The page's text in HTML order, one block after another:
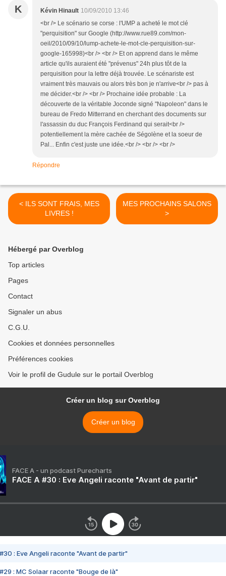
K Kévin Hinault 10/09/2010 13:46
<br /> Le scénario se corse : l'UMP a acheté le mot clé
"perquisition" sur Google (http://www.rue89.com/mon-
oeil/2010/09/10/lump-achete-le-mot-cle-perquisition-sur-
google-165998)<br /> <br /> Et on apprend dans le même
article qu'ils auraient été "prévenus" 24h plus tôt de la
perquisition pour la lettre déjà trouvée. Le scénariste est
vraiment très mauvais ou alors très bon je n'arrive<br /> pas à
me décider.<br /> <br /> Prochaine idée probable : La
découverte de la véritable Joconde signé "Napoleon" dans le
bureau de Fredo Mitterrand en cherchant des documents sur
l'assassin du duc François Ferdinand qui serait<br />
potentiellement la mère cachée de Ségolène et la soeur de
Pal... Enfin c'est juste une idée.<br /> <br /> <br />
Répondre
< ILS SONT FRAIS, MES
LIVRES !
MES PROCHAINS SALONS
>
Hébergé par Overblog
Top articles
Pages
Contact
Signaler un abus
C.G.U.
Cookies et données personnelles
Préférences cookies
Voir le profil de Gudule sur le portail Overblog
Créer un blog sur Overblog
Créer un blog
FACE A - un podcast Purecharts
FACE A #30 : Eve Angeli raconte "Avant de partir"
#30 : Eve Angeli raconte "Avant de partir"
#29 : MC Solaar raconte "Bouge de là"